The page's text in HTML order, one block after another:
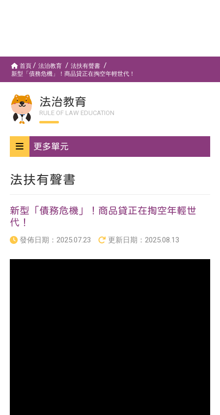
首頁 法治教育
法扶有聲書
新型「債務危機」！商品貸正在掏空年輕世代！
法治教育
RULE OF LAW EDUCATION
更多單元
法扶有聲書
新型「債務危機」！商品貸正在掏空年輕世
代！
發佈日期： 2025.07.23 更新日期： 2025.08.13